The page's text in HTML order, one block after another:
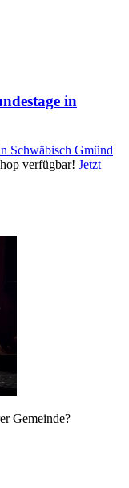
in
Schwäbisch Gmünd
verfügbar! Jetzt
Gemeinde?